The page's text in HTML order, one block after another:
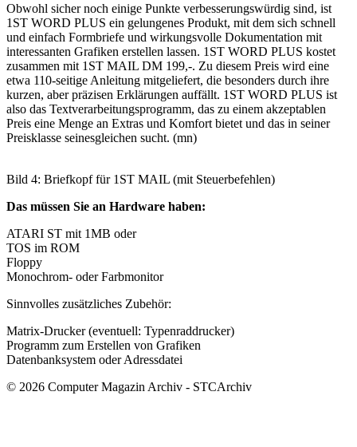
Obwohl sicher noch einige Punkte verbesserungswürdig sind, ist
1ST WORD PLUS ein gelungenes Produkt, mit dem sich schnell
und einfach Formbriefe und wirkungsvolle Dokumentation mit
interessanten Grafiken erstellen lassen. 1ST WORD PLUS kostet
zusammen mit 1ST MAIL DM 199,-. Zu diesem Preis wird eine
etwa 110-seitige Anleitung mitgeliefert, die besonders durch ihre
kurzen, aber präzisen Erklärungen auffällt. 1ST WORD PLUS ist
also das Textverarbeitungsprogramm, das zu einem akzeptablen
Preis eine Menge an Extras und Komfort bietet und das in seiner
Preisklasse seinesgleichen sucht. (mn)
Bild 4: Briefkopf für 1ST MAIL (mit Steuerbefehlen)
Das müssen Sie an Hardware haben:
ATARI ST mit 1MB oder
TOS im ROM
Floppy
Monochrom- oder Farbmonitor
Sinnvolles zusätzliches Zubehör:
Matrix-Drucker (eventuell: Typenraddrucker)
Programm zum Erstellen von Grafiken
Datenbanksystem oder Adressdatei
© 2026 Computer Magazin Archiv - STCArchiv